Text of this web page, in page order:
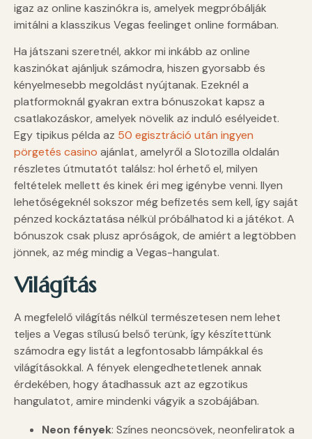
igaz az online kaszinókra is, amelyek megpróbálják
imitálni a klasszikus Vegas feelinget online formában.
Ha játszani szeretnél, akkor mi inkább az online
kaszinókat ajánljuk számodra, hiszen gyorsabb és
kényelmesebb megoldást nyújtanak. Ezeknél a
platformoknál gyakran extra bónuszokat kapsz a
csatlakozáskor, amelyek növelik az induló esélyeidet.
Egy tipikus példa az 50 egisztráció után ingyen
pörgetés casino ajánlat, amelyről a Slotozilla oldalán
részletes útmutatót találsz: hol érhető el, milyen
feltételek mellett és kinek éri meg igénybe venni. Ilyen
lehetőségeknél sokszor még befizetés sem kell, így saját
pénzed kockáztatása nélkül próbálhatod ki a játékot. A
bónuszok csak plusz apróságok, de amiért a legtöbben
jönnek, az még mindig a Vegas-hangulat.
Világítás
A megfelelő világítás nélkül természetesen nem lehet
teljes a Vegas stílusú belső terünk, így készítettünk
számodra egy listát a legfontosabb lámpákkal és
világításokkal. A fények elengedhetetlenek annak
érdekében, hogy átadhassuk azt az egzotikus
hangulatot, amire mindenki vágyik a szobájában.
Neon fények: Színes neoncsövek, neonfeliratok a